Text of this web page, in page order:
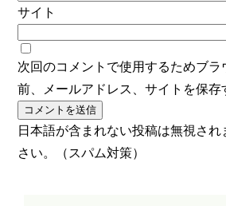
サイト
次回のコメントで使用するためブラ
前、メールアドレス、サイトを保存
日本語が含まれない投稿は無視さ
さい。（スパム対策）